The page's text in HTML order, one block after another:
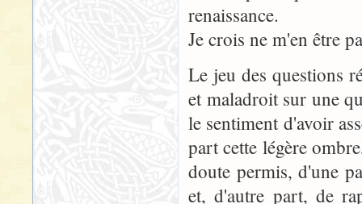
renaissance.
Je crois ne m'en être
Le jeu des questions
et maladroit sur une
le sentiment d'avoir
part cette légère
doute permis, d'une
et, d'autre part, de